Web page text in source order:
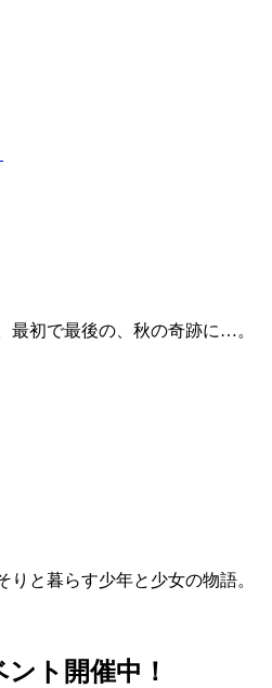
最初で最後の、秋の奇跡に…。
りと暮らす少年と少女の物語。
ト開催中！